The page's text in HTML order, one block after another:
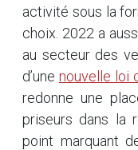
activité sous la
choix. 2022 a
au secteur des
d’une nouvelle loi
redonne une
priseurs dans la
point marquant